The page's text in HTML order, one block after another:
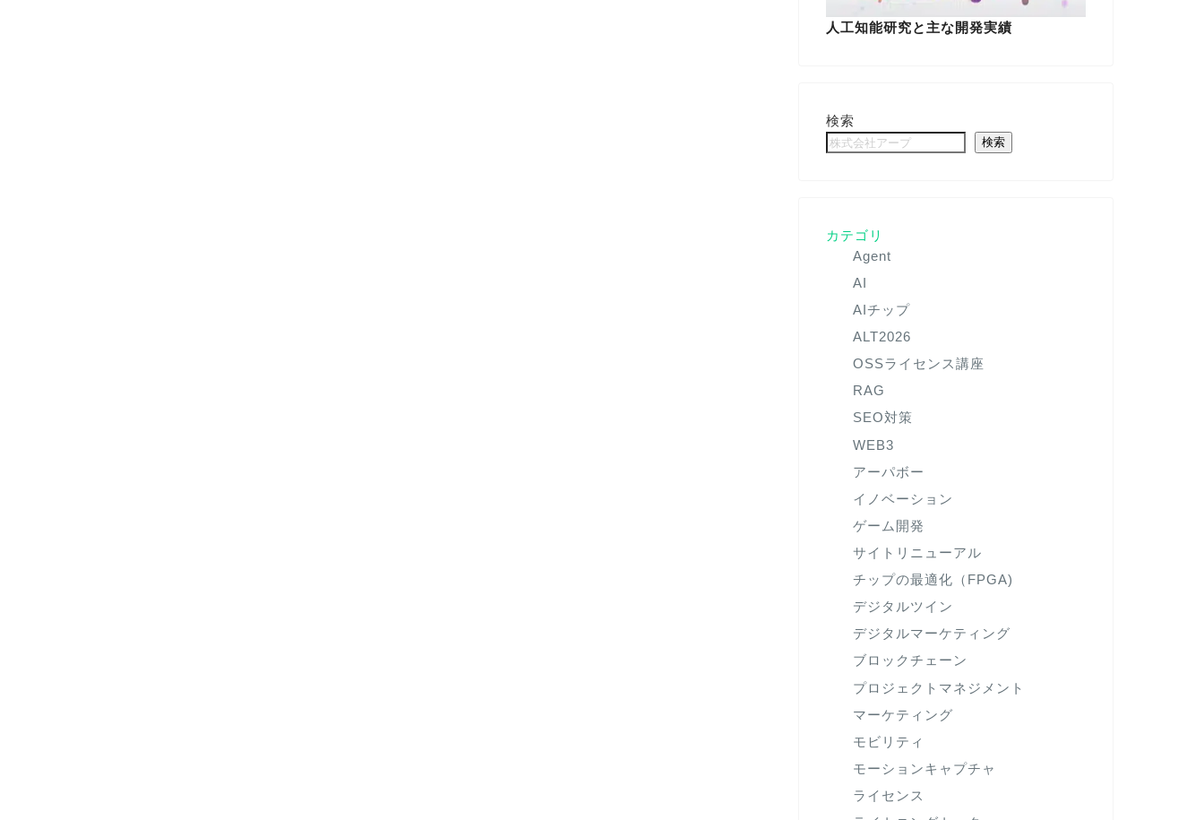
人工知能研究と主な開発実績
検索
検索
カテゴリ
Agent
AI
AIチップ
ALT2026
OSSライセンス講座
RAG
SEO対策
WEB3
アーパボー
イノベーション
ゲーム開発
サイトリニューアル
チップの最適化（FPGA)
デジタルツイン
デジタルマーケティング
ブロックチェーン
プロジェクトマネジメント
マーケティング
モビリティ
モーションキャプチャ
ライセンス